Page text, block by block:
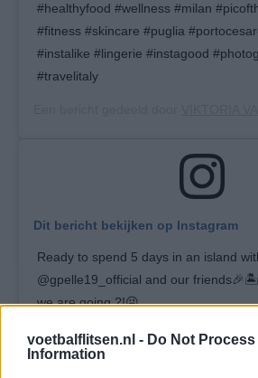
voetbalflitsen.nl - Do Not Process
Information
#healthyfood #wellness #milan
#fitness #skincare #puglia
#instalike #lingerie #instagood
#travelitaly
Dit bericht bekijken op Instagram
Ready to spend 5 days in an island
@gpelle19_official and our
we are going ?!😜
Een bericht gedeeld doorVIKTORIA